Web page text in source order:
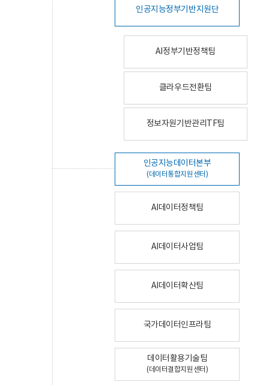
인공지능정부기반지원단
AI정부기반정책팀
클라우드전환팀
정보자원기반관리TF팀
인공지능데이터본부
(데이터통합지원센터)
AI데이터정책팀
AI데이터사업팀
AI데이터확산팀
국가데이터인프라팀
데이터활용기술팀
(데이터결합지원센터)